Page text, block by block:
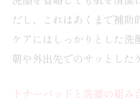
だし、これはあくまで補助
ケアにはしっかりとした洗
朝や外出先でのサッとした
トナーパッドと洗顔の組み